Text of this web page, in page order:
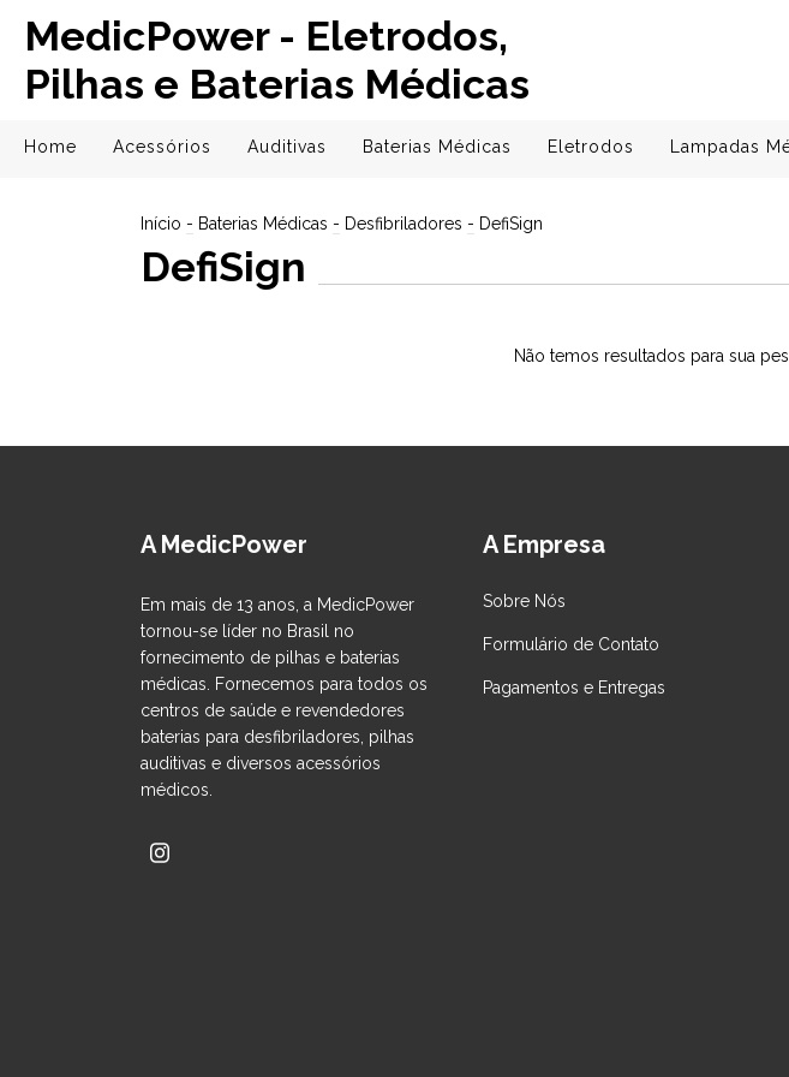
MedicPower - Eletrodos,
Pilhas e Baterias Médicas
Home Acessórios Auditivas Baterias Médicas Eletrodos Lampadas
Início - Baterias Médicas - Desfibriladores - DefiSign
DefiSign
Não temos resultados para sua
A MedicPower
Em mais de 13 anos, a MedicPower
tornou-se líder no Brasil no
fornecimento de pilhas e baterias
médicas. Fornecemos para todos os
centros de saúde e revendedores
baterias para desfibriladores, pilhas
auditivas e diversos acessórios
médicos.
A Empresa
Sobre Nós
Formulário de Contato
Pagamentos e Entregas